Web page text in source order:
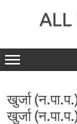
ALL
खुर्जा
खुर्जा